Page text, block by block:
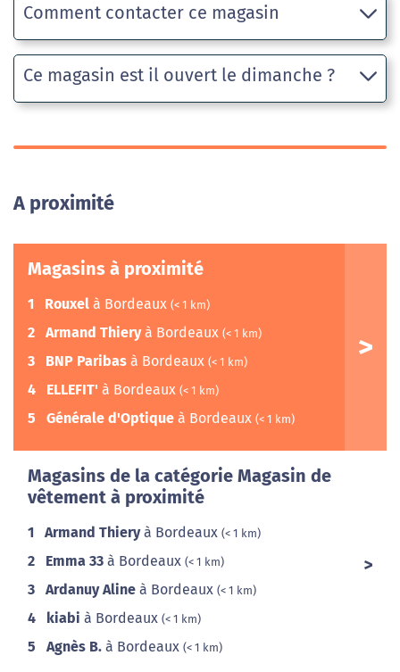
Comment contacter ce magasin
Ce magasin est il ouvert le dimanche ?
A proximité
Magasins à proximité
1 Rouxel à Bordeaux (< 1 km)
2 Armand Thieryà Bordeaux (< 1 km)
3 BNP Paribas à Bordeaux (< 1 km)
4 ELLEFIT' à Bordeaux (< 1 km)
5 Générale d'Optique à Bordeaux (< 1 km)
Magasins de la catégorie Magasin de
vêtement à proximité
1 Armand Thieryà Bordeaux (< 1 km)
2 Emma 33 à Bordeaux (< 1 km)
3 Ardanuy Aline à Bordeaux (< 1 km)
4 kiabi à Bordeaux (< 1 km)
5 Agnès B. à Bordeaux (< 1 km)